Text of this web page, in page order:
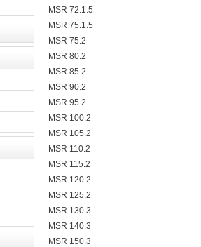
MSR 72.1.5
MSR 75.1.5
MSR 75.2
MSR 80.2
MSR 85.2
MSR 90.2
MSR 95.2
MSR 100.2
MSR 105.2
MSR 110.2
MSR 115.2
MSR 120.2
MSR 125.2
MSR 130.3
MSR 140.3
MSR 150.3